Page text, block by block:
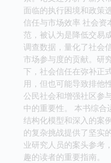
面临的执行困境和政策
信任与市场效率 社会资
范，被认为是降低交易
调查数据，量化了社会
市场参与度的贡献。研
下，社会信任在弥补正
用，但也可能导致排他
公民社会和增强社区参
中的重要性。 本书综合
结构化模型和深入的案
的复杂挑战提供了坚实
业研究人员的案头参考
趣的读者的重要指南。